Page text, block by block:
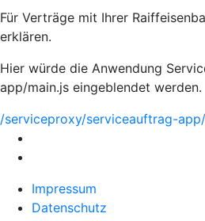
Für Verträge mit Ihrer
erklären.
Hier würde die Anwendung
app/main.js eingeblendet werden.
/serviceproxy/serviceauftrag-
Impressum
Datenschutz